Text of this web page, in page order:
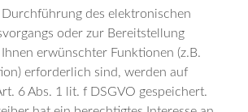
des elektronischen
oder zur Bereitstellung
erwünschter Funktionen (z.B.
erforderlich sind, werden auf
6 Abs. 1 lit. f DSGVO gespeichert.